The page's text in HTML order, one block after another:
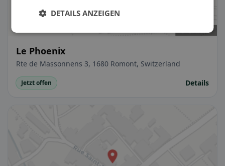
Le Phoenix
Rte de Massonnens 3, 1680 Romont, Switzerland
Jetzt offen Details
DETAILS ANZEIGEN